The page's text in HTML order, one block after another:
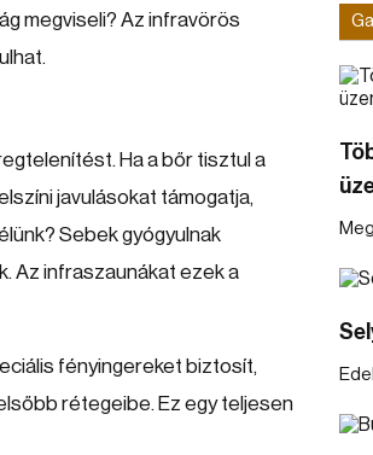
megviseli? Az infravörös
Ha a bőr tisztul a
javulásokat támogatja,
Sebek gyógyulnak
Az infraszaunákat ezek a
fényingereket biztosít,
rétegeibe. Ez egy teljesen